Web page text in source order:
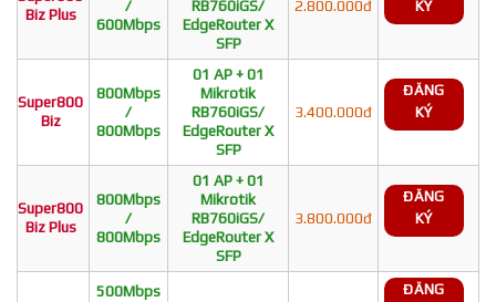
Biz Plus
/
600Mbps
RB760iGS/
EdgeRouter X
SFP
2.800.000đ
KÝ
Super800
Biz
800Mbps
/
800Mbps
01 AP + 01
Mikrotik
RB760iGS/
EdgeRouter X
SFP
3.400.000đ
ĐĂNG
KÝ
Super800
Biz Plus
800Mbps
/
800Mbps
01 AP + 01
Mikrotik
RB760iGS/
EdgeRouter X
SFP
3.800.000đ
ĐĂNG
KÝ
500Mbps
ĐĂNG